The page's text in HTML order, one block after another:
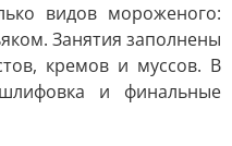
видов мороженого:
Занятия заполнены
кремов и муссов. В
и финальные